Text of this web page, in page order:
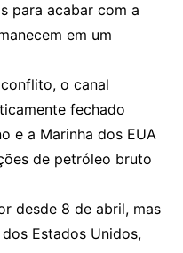
para acabar com a
em um
o canal
fechado
e a Marinha dos EUA
de petróleo bruto
desde 8 de abril, mas
Estados Unidos,